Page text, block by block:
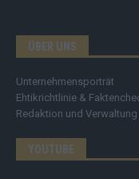
ÜBER UNS
Unternehmensporträt
Ehtikrichtlinie &
Redaktion und Verwaltung
YOUTUBE